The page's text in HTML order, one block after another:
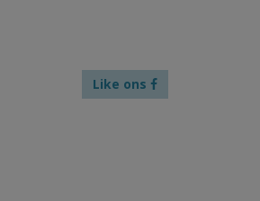
Like ons